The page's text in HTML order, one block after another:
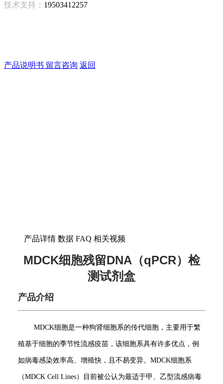
技术支持： 19503412257
产品说明书 留言咨询 返回
产品详情 数据 FAQ 相关视频
MDCK细胞残留DNA（qPCR）检
测试剂盒
产品介绍
MDCK细胞是一种狗肾细胞系的传代细胞，主要用于繁
殖基于细胞的季节性流感疫苗，该细胞系具有许多优点，例
如病毒感染效率高、增殖快，且不易变异。MDCK细胞系
（MDCK Cell Lines）目前被公认为最适于甲、乙型流感病毒